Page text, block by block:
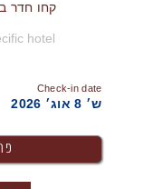
קחו חדר
Check-in date
ש׳ 8 אוג׳ 2026